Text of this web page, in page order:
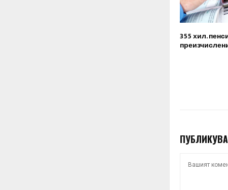
355 хил.